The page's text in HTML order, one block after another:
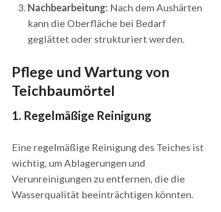
Nachbearbeitung: Nach dem Aushärten
kann die Oberfläche bei Bedarf
geglättet oder strukturiert werden.
Pflege und Wartung von
Teichbaumörtel
1. Regelmäßige Reinigung
Eine regelmäßige Reinigung des Teiches ist
wichtig, um Ablagerungen und
Verunreinigungen zu entfernen, die die
Wasserqualität beeinträchtigen könnten.